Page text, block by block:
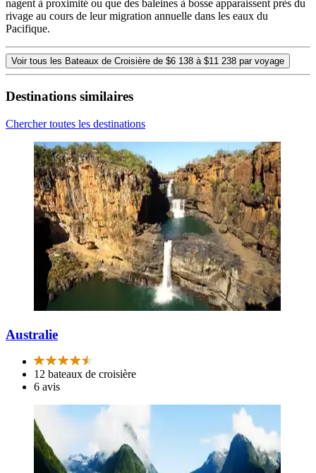
nagent à proximité ou que des baleines à bosse apparaissent près du
rivage au cours de leur migration annuelle dans les eaux du
Pacifique.
Voir tous les Bateaux de Croisière de $6 138 à $11 238 par voyage
Destinations similaires
Chercher toutes les destinations
Australie
12 bateaux de croisière
6 avis